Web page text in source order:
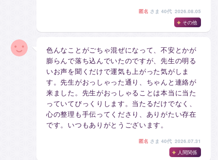
匿名 さま 40代 2026.08.05
その他
色んなことがごちゃ混ぜになって、不安とかが
膨らんで落ち込んでいたのですが、先生の明る
いお声を聞くだけで運気も上がった気がしま
す。先生がおっしゃった通り、ちゃんと連絡が
来ました。先生がおっしゃることは本当に当た
っていてびっくりします。当たるだけでなく、
心の整理も手伝ってくださり、ありがたい存在
です。いつもありがとうございます。
匿名 さま 40代 2026.07.31
人間関係